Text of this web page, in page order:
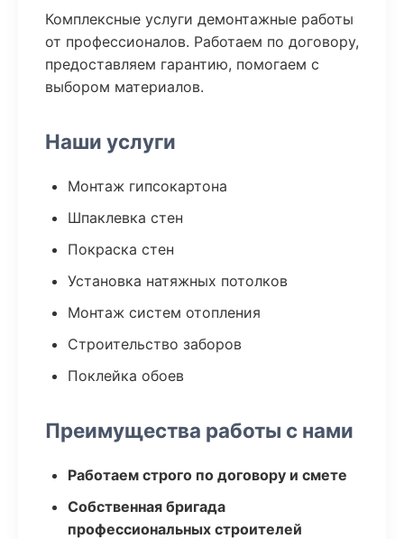
Комплексные услуги демонтажные работы
от профессионалов. Работаем по договору,
предоставляем гарантию, помогаем с
выбором материалов.
Наши услуги
Монтаж гипсокартона
Шпаклевка стен
Покраска стен
Установка натяжных потолков
Монтаж систем отопления
Строительство заборов
Поклейка обоев
Преимущества работы с нами
Работаем строго по договору и смете
Собственная бригада
профессиональных строителей